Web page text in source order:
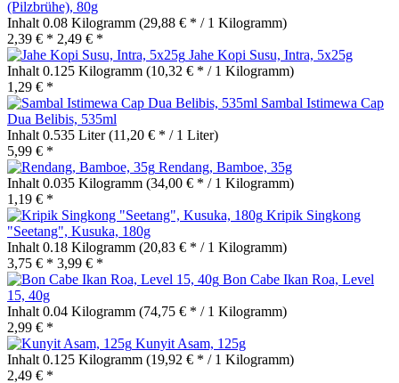
(Pilzbrühe), 80g
Inhalt 0.08 Kilogramm (29,88 € * / 1 Kilogramm)
2,39 € * 2,49 € *
Jahe Kopi Susu, Intra, 5x25g
Inhalt 0.125 Kilogramm (10,32 € * / 1 Kilogramm)
1,29 € *
Sambal Istimewa Cap
Dua Belibis, 535ml
Inhalt 0.535 Liter(11,20 € * / 1 Liter)
5,99 € *
Rendang, Bamboe, 35g
Inhalt 0.035 Kilogramm (34,00 € * / 1 Kilogramm)
1,19 € *
Kripik Singkong
"Seetang", Kusuka, 180g
Inhalt 0.18 Kilogramm (20,83 € * / 1 Kilogramm)
3,75 € * 3,99 € *
Bon Cabe Ikan Roa, Level
15, 40g
Inhalt 0.04 Kilogramm (74,75 € * / 1 Kilogramm)
2,99 € *
Kunyit Asam, 125g
Inhalt 0.125 Kilogramm (19,92 € * / 1 Kilogramm)
2,49 € *